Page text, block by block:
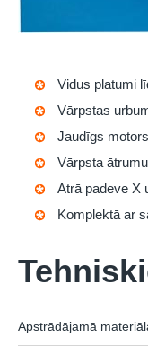
Vidus platumi
Vārpstas
Jaudīgs motors
Vārpsta
Ātrā padeve X
Komplektā ar
Apstrādājamā